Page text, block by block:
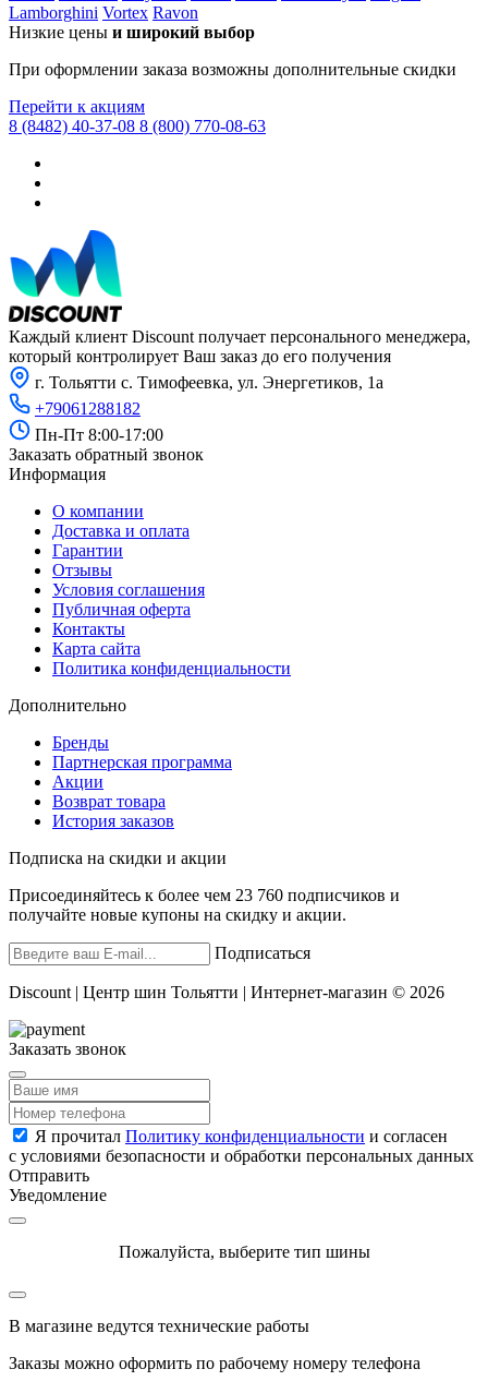
Skoda
Smart
SsangYong
Subaru
Tesla
Toyota
UAZ
Vauxhall
VAZ
Venucia
Volkswagen
Volvo
Lamborghini Vortex Ravon
Низкие цены и широкий выбор
При оформлении заказа возможны дополнительные скидки
Перейти к акциям
8 (8482) 40-37-08 8 (800) 770-08-63
Каждый клиент Discount получает персонального менеджера,
который контролирует Ваш заказ до его получения
г. Тольятти с. Тимофеевка, ул. Энергетиков, 1а
+79061288182
Пн-Пт 8:00-17:00
Заказать обратный звонок
Информация
О компании
Доставка и оплата
Гарантии
Отзывы
Условия соглашения
Публичная оферта
Контакты
Карта сайта
Политика конфиденциальности
Дополнительно
Бренды
Партнерская программа
Акции
Возврат товара
История заказов
Подписка на скидки и акции
Присоединяйтесь к более чем 23 760 подписчиков и
получайте новые купоны на скидку и акции.
Подписаться
Discount | Центр шин Тольятти | Интернет-магазин © 2026
Заказать звонок
Я прочитал Политику конфиденциальности и согласен
с условиями безопасности и обработки персональных данных
Отправить
Уведомление
Пожалуйста, выберите тип шины
В магазине ведутся технические работы
Заказы можно оформить по рабочему номеру телефона